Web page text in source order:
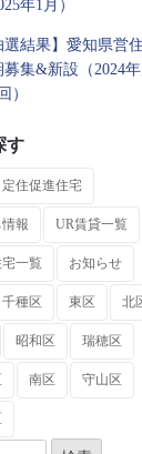
年1月）
選結果】愛知県営
募集&新設（2024
）
す
定住促進住宅
報 UR賃貸一覧
一覧 お知らせ
千種区 東区 北
昭和区 瑞穂区
南区 守山区